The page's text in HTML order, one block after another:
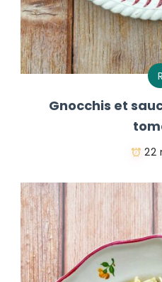
R
Gnocchis et
22